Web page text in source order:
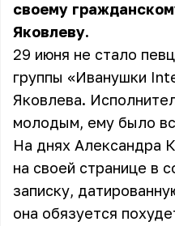
своему
Яковлеву.
29 июня не стало
группы «Иванушки
Яковлева.
молодым, ему было
На днях Александра
на своей странице в
записку,
она обязуется